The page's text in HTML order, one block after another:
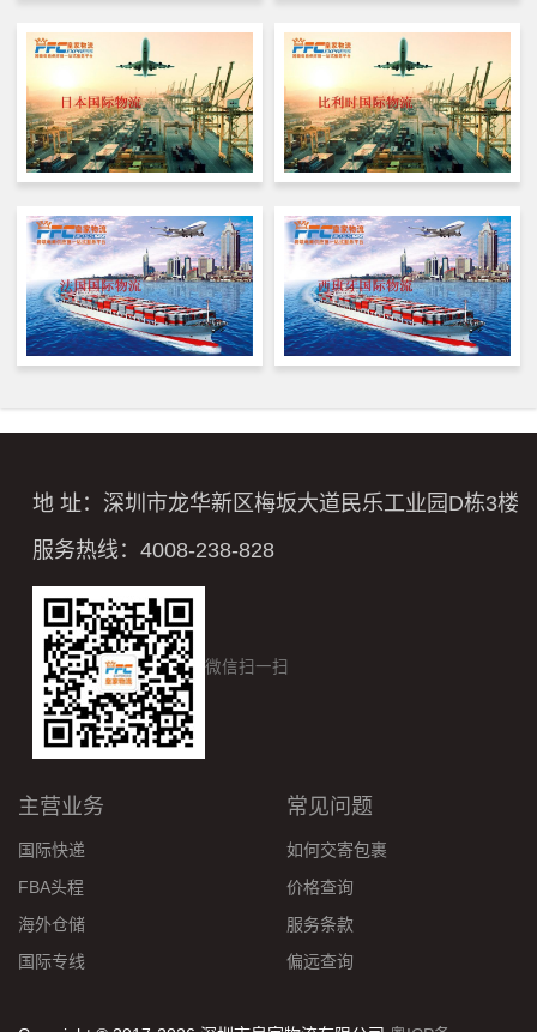
地 址：深圳市龙华新区梅坂大道民乐工业园D栋3楼
服务热线：4008-238-828
微信扫一扫
主营业务
国际快递
FBA头程
海外仓储
国际专线
常见问题
如何交寄包裹
价格查询
服务条款
偏远查询